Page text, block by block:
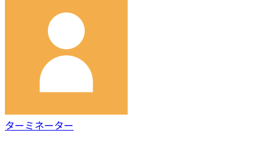
ターミネーター